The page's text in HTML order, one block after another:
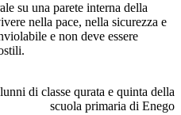
su una parete interna della
nella pace, nella sicurezza e
e non deve essere
o persone ostili.
di classe qurata e quinta della
scuola primaria di Enego